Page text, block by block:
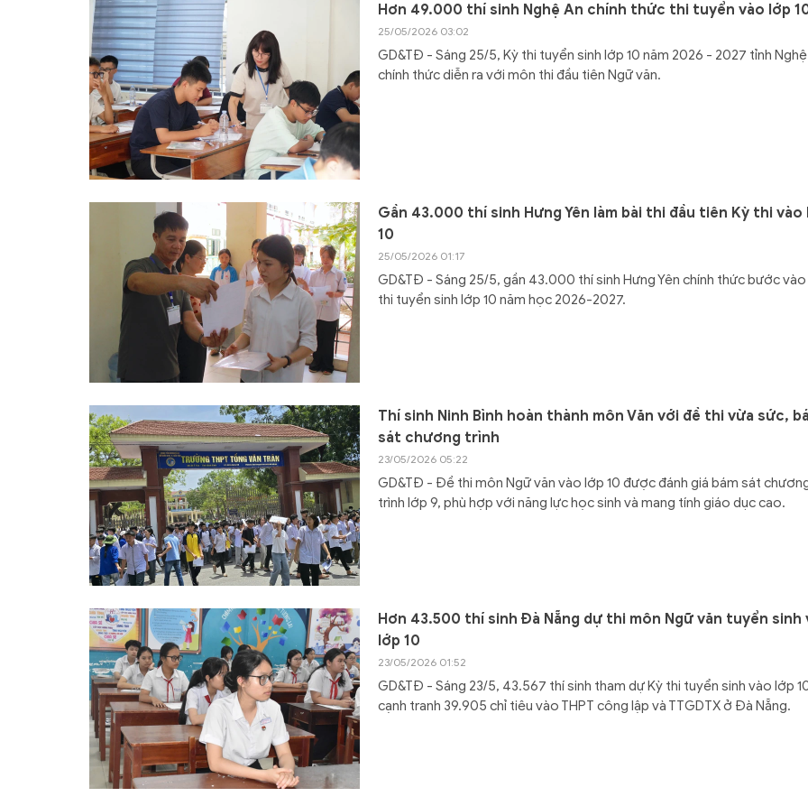
Hơn 49.000 thí sinh Nghệ An chính thức thi tuyển vào lớp
25/05/2026 03:02
GD&TĐ - Sáng 25/5, Kỳ thi tuyển sinh lớp 10 năm 2026 - 2027 tỉnh Nghệ
chính thức diễn ra với môn thi đầu tiên Ngữ văn.
Gần 43.000 thí sinh Hưng Yên làm bài thi đầu tiên Kỳ thi vào
10
25/05/2026 01:17
GD&TĐ - Sáng 25/5, gần 43.000 thí sinh Hưng Yên chính thức bước vào
thi tuyển sinh lớp 10 năm học 2026-2027.
Thí sinh Ninh Bình hoàn thành môn Văn với đề thi vừa sức,
sát chương trình
23/05/2026 05:22
GD&TĐ - Đề thi môn Ngữ văn vào lớp 10 được đánh giá bám sát
trình lớp 9, phù hợp với năng lực học sinh và mang tính giáo dục cao.
Hơn 43.500 thí sinh Đà Nẵng dự thi môn Ngữ văn tuyển sinh
lớp 10
23/05/2026 01:52
GD&TĐ - Sáng 23/5, 43.567 thí sinh tham dự Kỳ thi tuyển sinh vào lớp
cạnh tranh 39.905 chỉ tiêu vào THPT công lập và TTGDTX ở Đà Nẵng.